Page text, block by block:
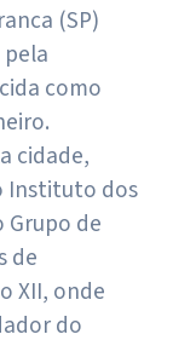
(SP)
como
cidade,
Instituto dos
de
de
XII, onde
do